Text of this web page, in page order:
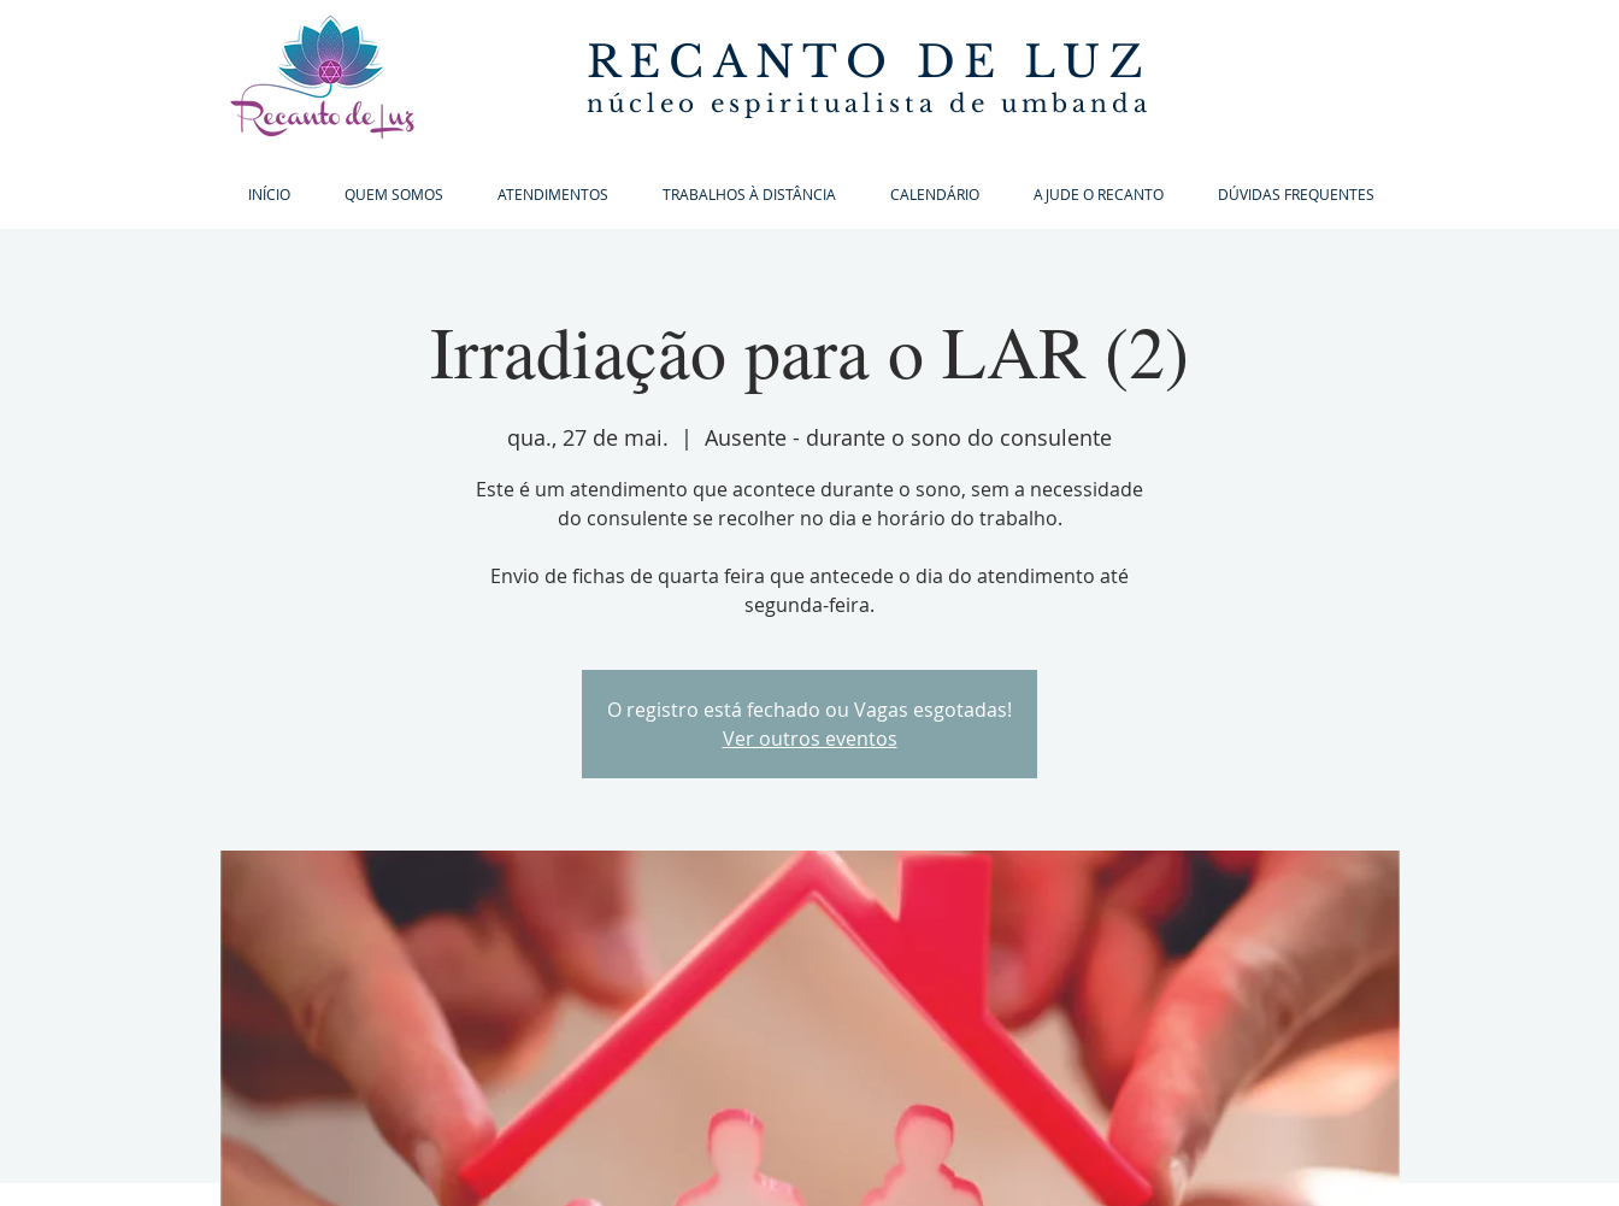
RECANTO DE LUZ
núcleo espiritualista de umbanda
INÍCIO QUEM SOMOS ATENDIMENTOS TRABALHOS À DISTÂNCIA CALENDÁRIO AJUDE O RECANTO DÚVIDAS FREQUENTES
Irradiação para o LAR (2)
qua., 27 de mai.
  |
Ausente - durante o sono do consulente
Este é um atendimento que acontece durante o sono, sem a necessidade
do consulente se recolher no dia e horário do trabalho.
Envio de fichas de quarta feira que antecede o dia do atendimento até
segunda-feira.
O registro está fechado ou Vagas esgotadas!
Ver outros eventos